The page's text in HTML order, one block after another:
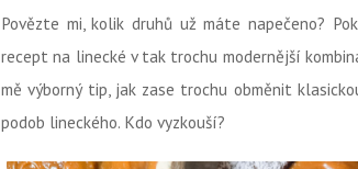
Povězte mi, kolik druhů už máte napečeno?
recept na linecké v tak trochu modernější
mě výborný tip, jak zase trochu obměnit
podob lineckého. Kdo vyzkouší?